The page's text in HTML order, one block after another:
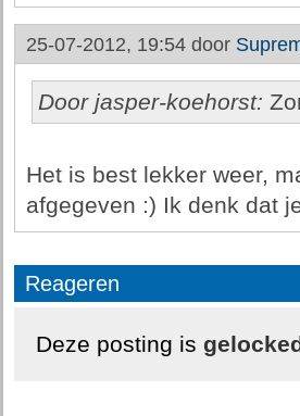
25-07-2012, 19:54 door
Door jasper-koehorst:
Het is best lekker weer,
afgegeven :) Ik denk dat
Reageren
Deze posting is